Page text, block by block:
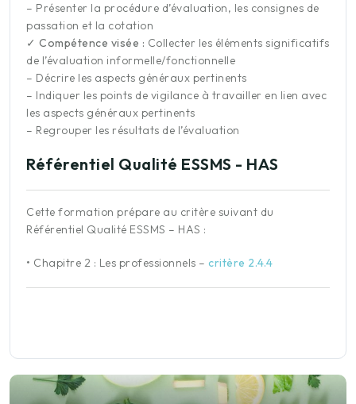
– Présenter la procédure d’évaluation, les consignes de
passation et la cotation
✓ Compétence visée : Collecter les éléments significatifs
de l’évaluation informelle/fonctionnelle
– Décrire les aspects généraux pertinents
– Indiquer les points de vigilance à travailler en lien avec
les aspects généraux pertinents
– Regrouper les résultats de l’évaluation
Référentiel Qualité ESSMS - HAS
Cette formation prépare au critère suivant du
Référentiel Qualité ESSMS – HAS :
• Chapitre 2 : Les professionnels – critère 2.4.4